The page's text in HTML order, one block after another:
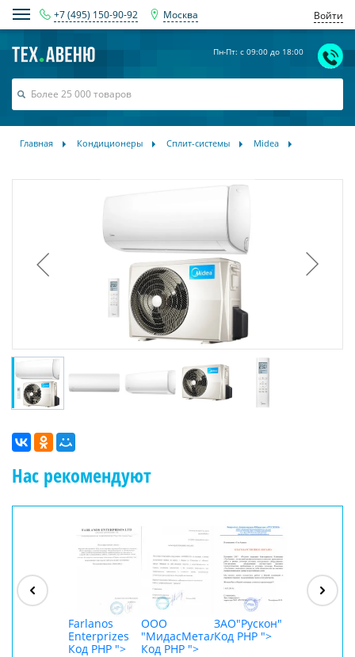
+7 (495) 150-90-92 Москва Войти
Пн-Пт: с 09:00 до 18:00
Главная Кондиционеры Сплит-системы Midea
Нас рекомендуют
Farlanos
Enterprizes
Код PHP ">
ООО
"МидасМеталлАрт"
Код PHP ">
ЗАО"Рускон"
Код PHP ">